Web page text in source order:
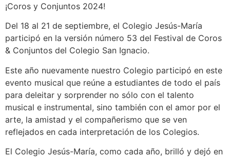
¡Coros y Conjuntos 2024!
Del 18 al 21 de septiembre, el Colegio Jesús-María
participó en la versión número 53 del Festival de Coros
& Conjuntos del Colegio San Ignacio.
Este año nuevamente nuestro Colegio participó en este
evento musical que reúne a estudiantes de todo el país
para deleitar y sorprender no sólo con el talento
musical e instrumental, sino también con el amor por el
arte, la amistad y el compañerismo que se ven
reflejados en cada interpretación de los Colegios.
El Colegio Jesús-María, como cada año, brilló y dejó en